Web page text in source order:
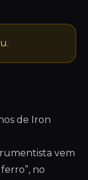
de Iron
vem
no